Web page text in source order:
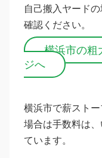
自己搬入ヤード
確認ください。
横浜市の粗
ジへ
横浜市で薪スト
場合は手数料は
ています。